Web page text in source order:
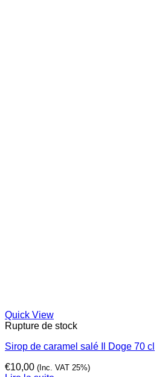
Quick View
Rupture de stock
Sirop de caramel salé Il Doge 70 cl
€10,00 (Inc. VAT 25%)